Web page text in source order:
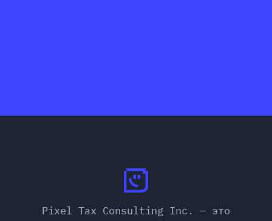
Pixel Tax Consulting Inc. — это